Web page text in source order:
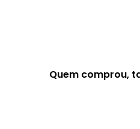
Quem comprou,